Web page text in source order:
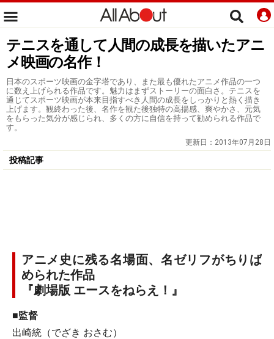
テニスを通して人間の成長を描いたアニ
メ映画の名作！
日本のスポーツ映画の金字塔であり、また最も優れたアニメ作品の一つ
に数え上げられる作品です。魅力はまずストーリーの面白さ。テニスを
通じてスポーツ映画が本来目指すべき人間の成長をしっかりと熱く描き
上げます。観終わった後、名作を観た後独特の高揚感、爽やかさ、元気
をもらった気分が感じられ、多くの方に自信を持って勧められる作品で
す。
更新日： 2013年07月28日
投稿記事
アニメ史に残る名場面、名ゼリフがちりば
められた作品
『劇場版 エースをねらえ！』
■監督
出崎統（でざき おさむ）